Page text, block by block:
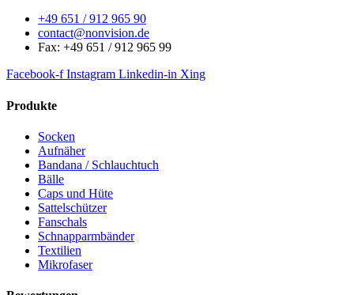
+49 651 / 912 965 90
contact@nonvision.de
Fax: +49 651 / 912 965 99
Facebook-f Instagram Linkedin-in Xing
Produkte
Socken
Aufnäher
Bandana / Schlauchtuch
Bälle
Caps und Hüte
Sattelschützer
Fanschals
Schnapparmbänder
Textilien
Mikrofaser